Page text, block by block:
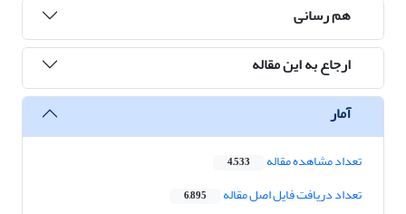
هم رسانی
ارجاع به این مقاله
آمار
تعداد مشاهده مقاله 4,533
تعداد دریافت فایل اصل مقاله 6,895